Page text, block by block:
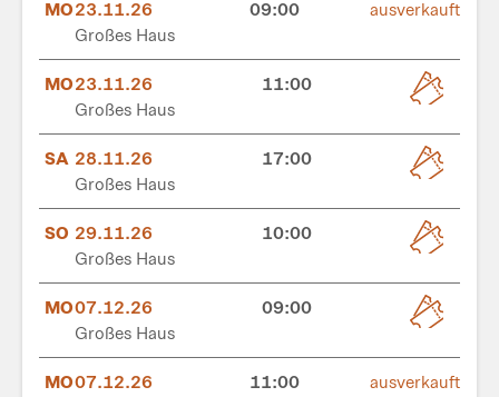
MO23.11.26
09:00
Großes Haus
ausverkauft
MO23.11.26
11:00
Großes Haus
SA 28.11.26
17:00
Großes Haus
SO 29.11.26
10:00
Großes Haus
MO07.12.26
09:00
Großes Haus
MO07.12.26
11:00
ausverkauft